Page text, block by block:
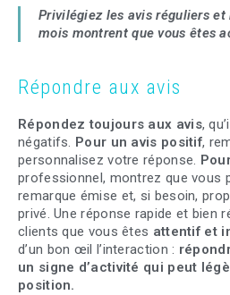
Privilégiez les avis réguliers
mois montrent que vous êtes
Répondre aux avis
Répondez toujours aux avis,
négatifs. Pour un avis positif,
personnalisez votre réponse.
professionnel, montrez que vous
remarque émise et, si besoin,
privé. Une réponse rapide et bien
clients que vous êtes attentif et
d’un bon œil l’interaction :
un signe d’activité qui peut
position.